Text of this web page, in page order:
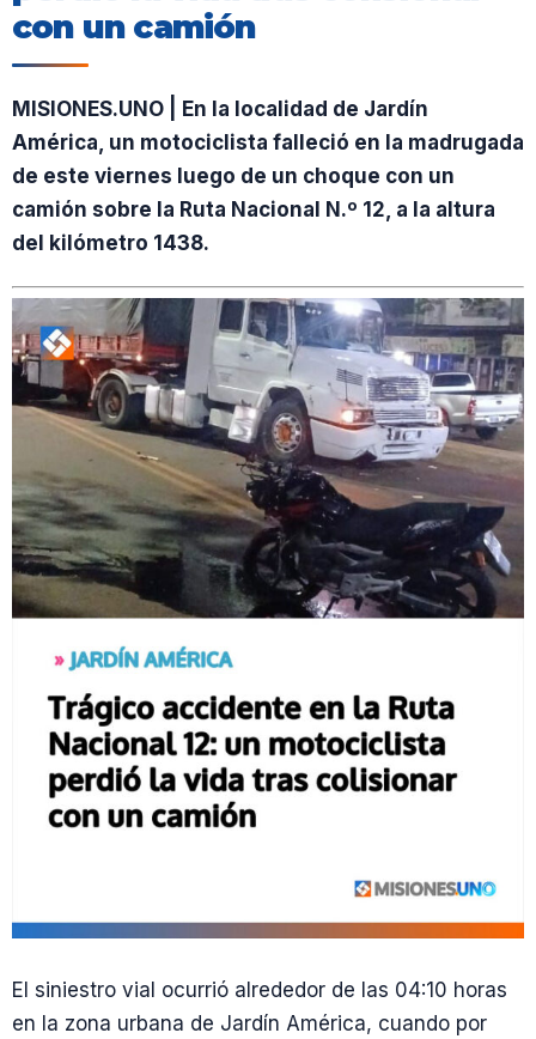
con un camión
MISIONES.UNO | En la localidad de Jardín
América, un motociclista falleció en la madrugada
de este viernes luego de un choque con un
camión sobre la Ruta Nacional N.º 12, a la altura
del kilómetro 1438.
El siniestro vial ocurrió alrededor de las 04:10 horas
en la zona urbana de Jardín América, cuando por